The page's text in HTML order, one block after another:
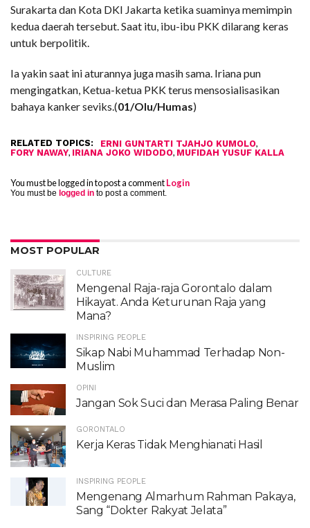
Surakarta dan Kota DKI Jakarta ketika suaminya memimpin
kedua daerah tersebut. Saat itu, ibu-ibu PKK dilarang keras
untuk berpolitik.
Ia yakin saat ini aturannya juga masih sama. Iriana pun
mengingatkan, Ketua-ketua PKK terus mensosialisasikan
bahaya kanker seviks.(01/Olu/Humas)
RELATED TOPICS: ERNI GUNTARTI TJAHJO KUMOLO,
FORY NAWAY, IRIANA JOKO WIDODO, MUFIDAH YUSUF KALLA
You must be logged in to post a commentLogin
You must be logged in to post a comment.
MOST POPULAR
CULTURE
Mengenal Raja-raja Gorontalo dalam
Hikayat. Anda Keturunan Raja yang
Mana?
INSPIRING PEOPLE
Sikap Nabi Muhammad Terhadap Non-
Muslim
OPINI
Jangan Sok Suci dan Merasa Paling Benar
GORONTALO
Kerja Keras Tidak Menghianati Hasil
INSPIRING PEOPLE
Mengenang Almarhum Rahman Pakaya,
Sang “Dokter Rakyat Jelata”